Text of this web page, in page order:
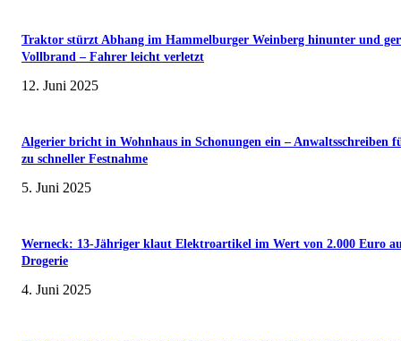
Traktor stürzt Abhang im Hammelburger Weinberg hinunter und
Vollbrand – Fahrer leicht verletzt
12. Juni 2025
Algerier bricht in Wohnhaus in Schonungen ein – Anwaltsschreiben
zu schneller Festnahme
5. Juni 2025
Werneck: 13-Jähriger klaut Elektroartikel im Wert von 2.000 Euro
Drogerie
4. Juni 2025